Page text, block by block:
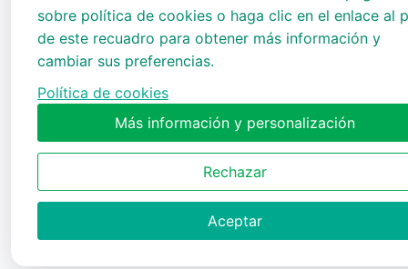
sobre política de cookies o haga clic en el enlace al
de este recuadro para obtener más información y
cambiar sus preferencias.
Política de cookies
Más información y personalización
Rechazar
Aceptar